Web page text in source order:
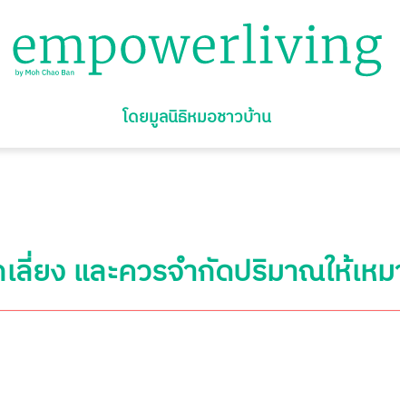
โดยมูลนิธิหมอชาวบ้าน
ยง และควรจำกัดปริมาณให้เห